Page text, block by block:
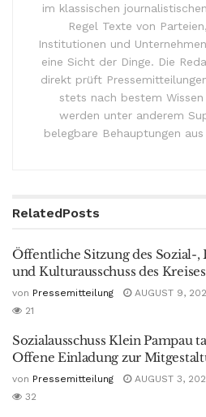
im klassischen
Regel Texte von
Institutionen und
eine Sicht der Dinge. Die
direkt prüft
stets nach bestem
werden unter anderem
belegbare Behauptungen
RelatedPosts
Öffentliche Sitzung des Sozial-,
und Kulturausschuss des Kreises
von Pressemitteilung AUGUST 9,
21
Sozialausschuss Klein Pampau
Offene Einladung zur
von Pressemitteilung AUGUST 3,
32